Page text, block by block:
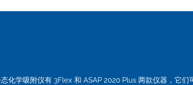
化学吸附仪有 3Flex 和 ASAP 2020 Plus 两款仪器，它们